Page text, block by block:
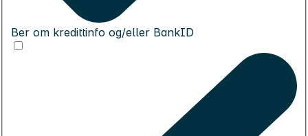
Ber om kredittinfo og/eller BankID